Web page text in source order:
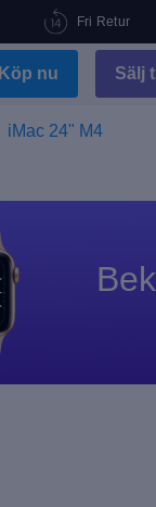
Fri Retur
Köp nu Sälj
iMac 24" M4